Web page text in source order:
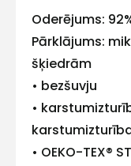
Oderējums:
Pārklājums:
šķiedrām
• bezšuvju
•
• OEKO-TEX®